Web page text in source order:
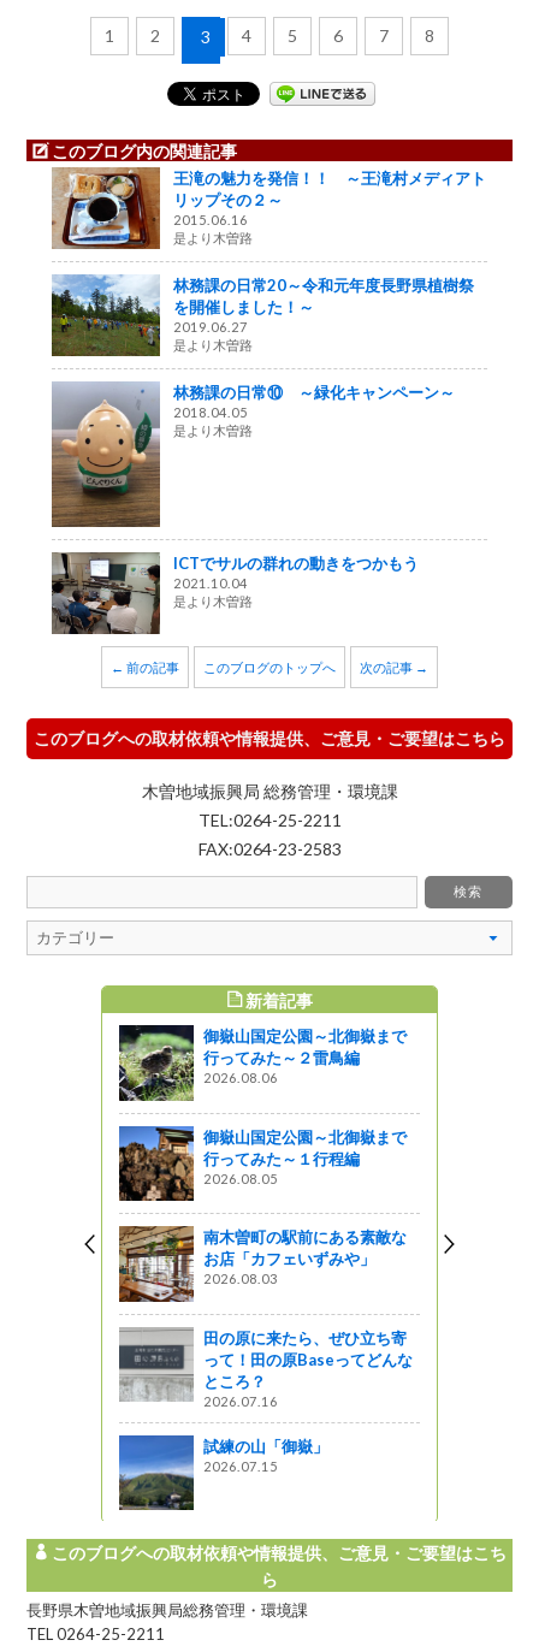
1 2 3 4 5 6 7 8
このブログ内の関連記事
王滝の魅力を発信！！ ～王滝村メディアト
リップその２～
2015.06.16
是より木曽路
林務課の日常20～令和元年度長野県植樹祭
を開催しました！～
2019.06.27
是より木曽路
林務課の日常⑩ ～緑化キャンペーン～
2018.04.05
是より木曽路
ICTでサルの群れの動きをつかもう
2021.10.04
是より木曽路
← 前の記事 このブログのトップへ 次の記事 →
このブログへの取材依頼や情報提供、ご意見・ご要望はこちら
木曽地域振興局 総務管理・環境課
TEL:0264-25-2211
FAX:0264-23-2583
新着記事
御嶽山国定公園～北御嶽まで
行ってみた～２雷鳥編
2026.08.06
御嶽山国定公園～北御嶽まで
行ってみた～１行程編
2026.08.05
南木曽町の駅前にある素敵な
お店「カフェいずみや」
2026.08.03
田の原に来たら、ぜひ立ち寄
って！田の原Baseってどんな
ところ？
2026.07.16
試練の山「御嶽」
2026.07.15
このブログへの取材依頼や情報提供、ご意見・ご要望はこち
ら
長野県木曽地域振興局総務管理・環境課
TEL 0264-25-2211